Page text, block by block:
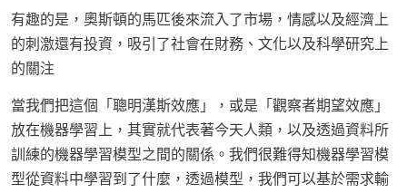
有趣的是，奧斯頓的馬匹後來流入了市場，情感以及經濟上
的刺激還有投資，吸引了社會在財務、文化以及科學研究上
的關注
當我們把這個「聰明漢斯效應」，或是「觀察者期望效應」
放在機器學習上，其實就代表著今天人類，以及透過資料所
訓練的機器學習模型之間的關係。我們很難得知機器學習模
型從資料中學習到了什麼，透過模型，我們可以基於需求輸